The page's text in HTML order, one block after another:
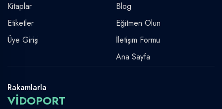
Kitaplar
Etiketler
Üye Girişi
Blog
Eğitmen Olun
İletişim Formu
Ana Sayfa
Rakamlarla
VİDOPORT